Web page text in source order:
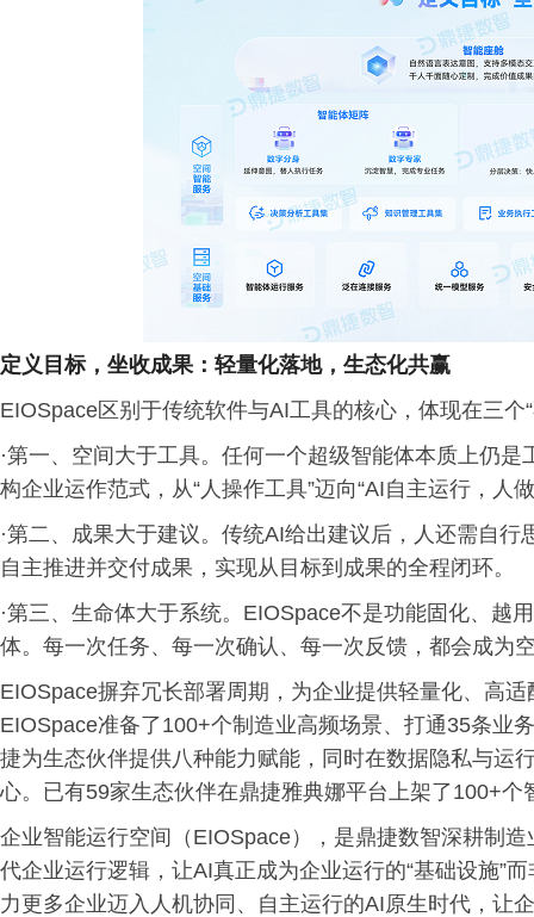
定义目标，坐收成果：轻量化落地，生态化共赢
EIOSpace区别于传统软件与AI工具的核心，体现在三个
·第一、空间大于工具。任何一个超级智能体本质上仍
构企业运作范式，从“人操作工具”迈向“AI自主运行，人
·第二、成果大于建议。传统AI给出建议后，人还需自
自主推进并交付成果，实现从目标到成果的全程闭环。
·第三、生命体大于系统。EIOSpace不是功能固化、越
体。每一次任务、每一次确认、每一次反馈，都会成为
EIOSpace摒弃冗长部署周期，为企业提供轻量化、高
EIOSpace准备了100+个制造业高频场景、打通35条业
捷为生态伙伴提供八种能力赋能，同时在数据隐私与运
心。已有59家生态伙伴在鼎捷雅典娜平台上架了100+
企业智能运行空间（EIOSpace），是鼎捷数智深耕制
代企业运行逻辑，让AI真正成为企业运行的“基础设施”
力更多企业迈入人机协同、自主运行的AI原生时代，让